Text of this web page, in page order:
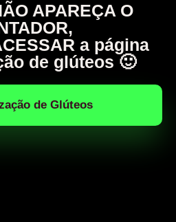
APAREÇA O
a página
de glúteos 🙂
de Glúteos